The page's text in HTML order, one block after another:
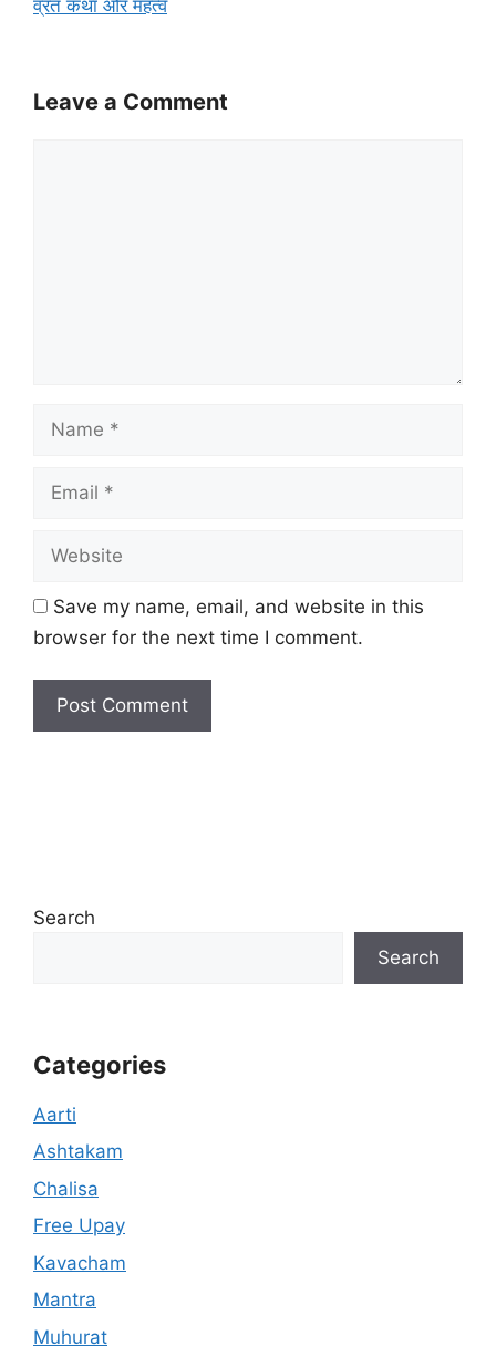
व्रत कथा और महत्व
Leave a Comment
Save my name, email, and website in this
browser for the next time I comment.
Search
Search
Categories
Aarti
Ashtakam
Chalisa
Free Upay
Kavacham
Mantra
Muhurat